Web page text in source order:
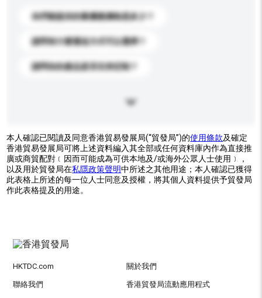
你們能提供的最優惠價格是多少？
請問有什麼運送方式可以選擇？
請問你的產品是否支持定制？
本人確認已閱讀及同意香港貿易發展局(“貿發局”)的使用條款及確定
香港貿易發展局可將上述資料編入其全部或任何資料庫內作為直接推
廣或商貿配對﹝因而可能成為可供本地及/或海外公眾人士使用﹞，
以及用於貿發局在私隱政策聲明中所述之其他用途；本人確認已獲得
此表格上所述的每一位人士同意及授權，將其個人資料提供予貿發局
作此表格提及的用途。
HKTDC.com 關於我們
聯絡我們 香港貿發局流動應用程式